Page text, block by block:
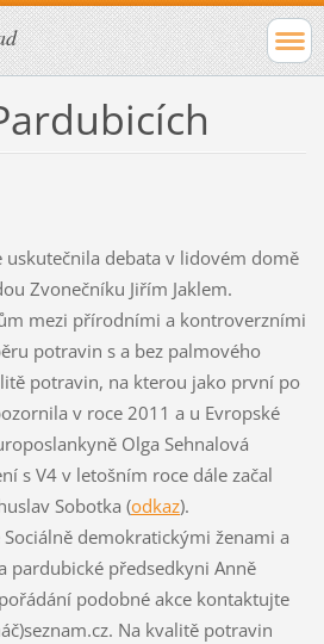
uskutečnila debata v lidovém domě
Zvonečníku Jiřím Jaklem.
mezi přírodními a kontroverzními
potravin s a bez palmového
potravin, na kterou jako první po
v roce 2011 a u Evropské
Olga Sehnalová
s V4 v letošním roce dále začal
Sobotka (odkaz).
demokratickými ženami a
pardubické předsedkyni Anně
podobné akce kontaktujte
Na kvalitě potravin